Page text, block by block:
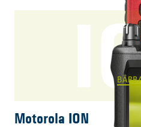
Motorola ION